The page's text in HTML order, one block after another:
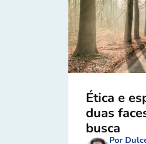
Ética e
duas
busca
Por